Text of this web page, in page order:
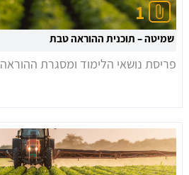
1
שמיטה – תוכנית ההוראה טבת
פריסת נושאי הלימוד ומסגרת ההוראה